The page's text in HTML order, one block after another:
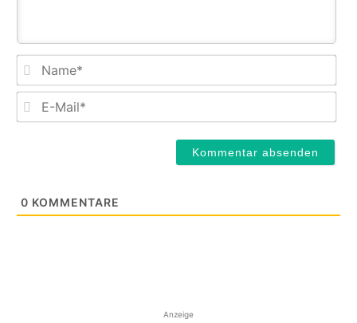
E-
0 KOMMENTARE
Anzeige